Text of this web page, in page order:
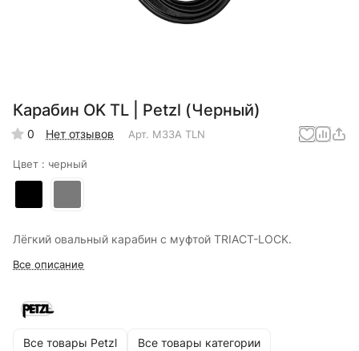
Карабин OK TL | Petzl (Черный)
0 Нет отзывов Арт. M33A TLN
Цвет : черный
Лёгкий овальный карабин с муфтой TRIACT-LOCK.
Все описание
Все товары Petzl Все товары категории